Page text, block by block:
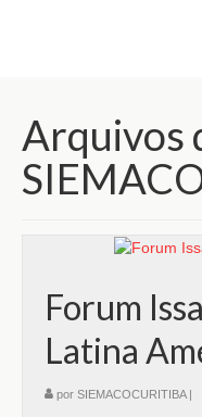
Arquivos
Forum
Latina
por SIEMACOCURITIBA|